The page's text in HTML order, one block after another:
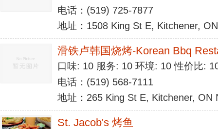
电话：(519) 725-7877
地址：1508 King St E, Kitchener,
滑铁卢韩国烧烤-Korean Bbq
口味: 10 服务: 10 环境: 10 性价比:
电话：(519) 568-7111
地址：265 King St E, Kitchener, ON
St. Jacob's 烤鱼